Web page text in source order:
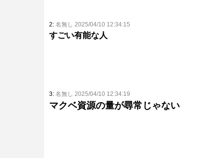
2: 名無し 2025/04/10 12:34:15
すごい有能な人
3: 名無し 2025/04/10 12:34:19
マクベ資源の量が尋常じゃない